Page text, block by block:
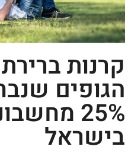
קרנות
הגופים
25%
בישראל